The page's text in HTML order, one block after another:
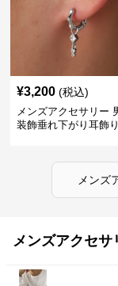
¥3,200 (税込)
メンズアクセサリー
装飾垂れ下がり耳飾
メンズ
メンズアクセサ